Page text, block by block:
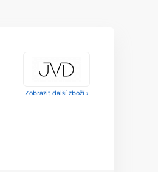
Zobrazit další zboží ›